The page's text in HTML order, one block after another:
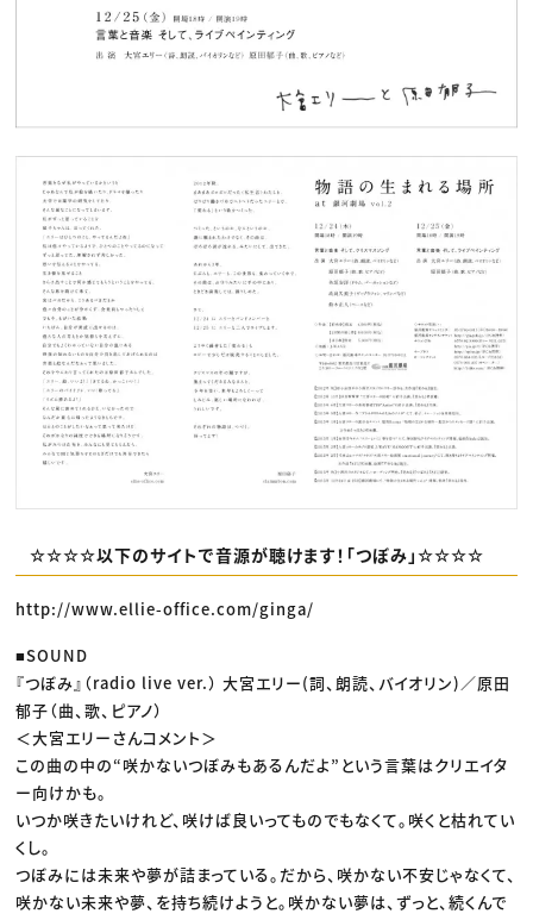
☆☆☆☆以下のサイトで音源が聴けます！「つぼみ」☆☆☆☆
http://www.ellie-office.com/ginga/
■SOUND
『つぼみ』（radio live ver.） 大宮エリー(詞、朗読、バイオリン)／原田
郁子（曲、歌、ピアノ）
＜大宮エリーさんコメント＞
この曲の中の“咲かないつぼみもあるんだよ”という言葉はクリエイタ
ー向けかも。
いつか咲きたいけれど、咲けば良いってものでもなくて。咲くと枯れてい
くし。
つぼみには未来や夢が詰まっている。だから、咲かない不安じゃなくて、
咲かない未来や夢、を持ち続けようと。咲かない夢は、ずっと、続くんで